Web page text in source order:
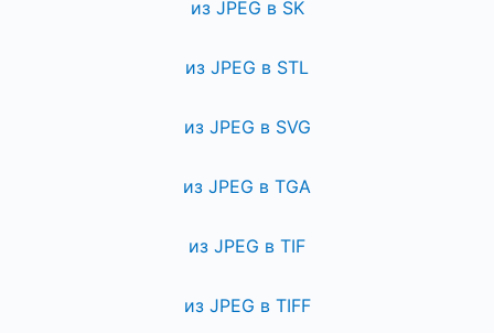
из JPEG в SK
из JPEG в STL
из JPEG в SVG
из JPEG в TGA
из JPEG в TIF
из JPEG в TIFF